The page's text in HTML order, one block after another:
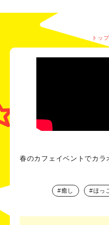
トップ
春のカフェイベントでカラ
癒し ほっ